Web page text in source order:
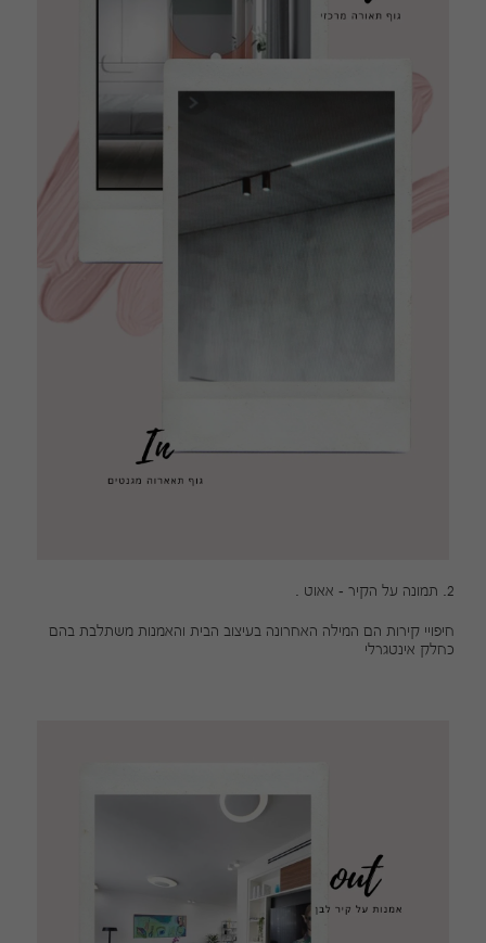
2. תמונה על הקיר - אאוט .
חיפויי קירות הם המילה האחרונה בעיצוב הבית והאמנות משתלבת בהם
כחלק אינטגרלי